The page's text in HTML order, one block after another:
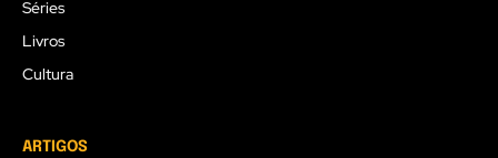
Séries
Livros
Cultura
ARTIGOS